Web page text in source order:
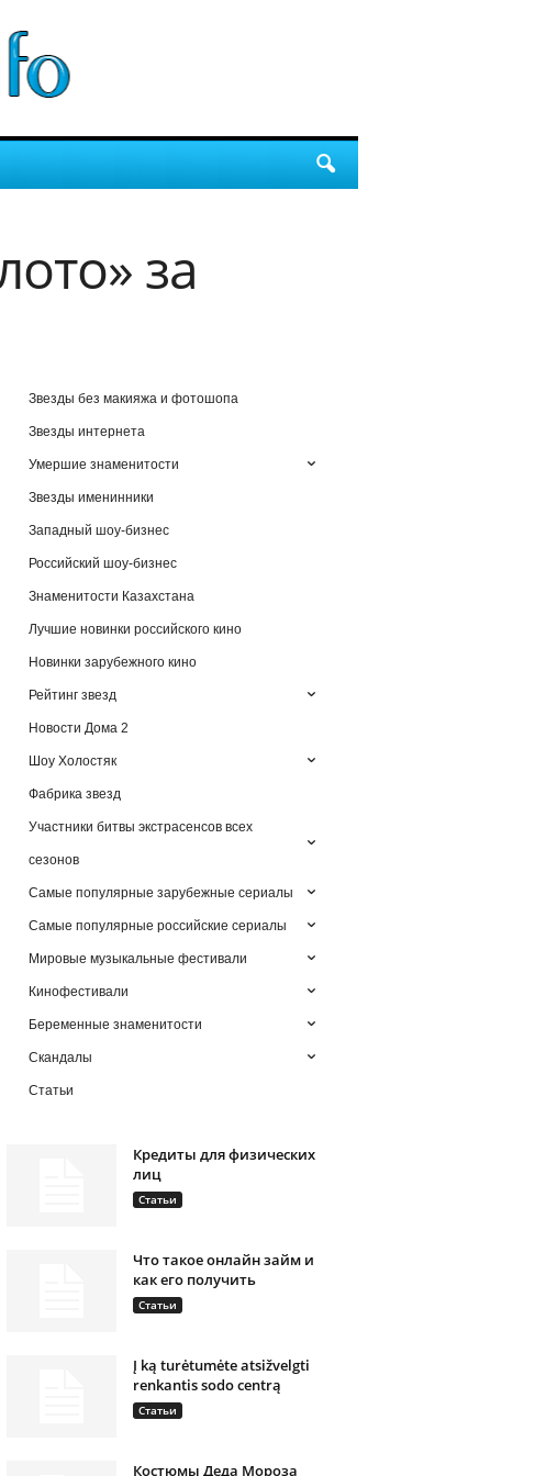
за
Звезды без макияжа и фотошопа
Звезды интернета
Умершие знаменитости
Звезды именинники
Западный шоу-бизнес
Российский шоу-бизнес
Знаменитости Казахстана
Лучшие новинки российского кино
Новинки зарубежного кино
Рейтинг звезд
Новости Дома 2
Шоу Холостяк
Фабрика звезд
Участники битвы экстрасенсов всех
сезонов
Самые популярные зарубежные сериалы
Самые популярные российские сериалы
Мировые музыкальные фестивали
Кинофестивали
Беременные знаменитости
Скандалы
Статьи
Кредиты для физических
лиц
Статьи
Что такое онлайн займ и
как его получить
Статьи
Į ką turėtumėte atsižvelgti
renkantis sodo centrą
Статьи
Костюмы Деда Мороза